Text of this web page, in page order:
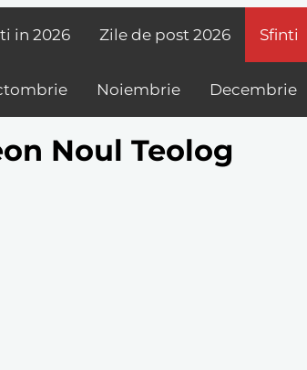
in 2026 Zile de post 2026 Sfinti
Noiembrie Decembrie
Noul Teolog